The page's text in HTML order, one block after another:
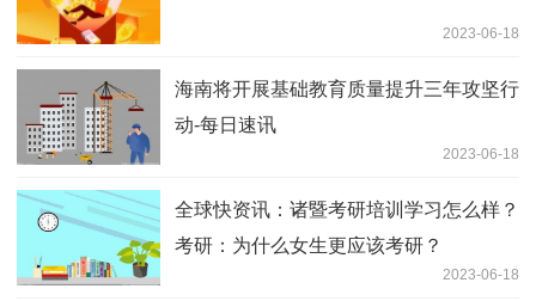
2023-06-18
海南将开展基础教育质量提升三年攻坚行
动-每日速讯
2023-06-18
全球快资讯：诸暨考研培训学习怎么样？
考研：为什么女生更应该考研？
2023-06-18